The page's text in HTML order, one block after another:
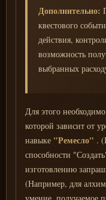
Дополнительно:
квестового
действия,
возможность
выбранных
Для этого
которой зависит от
навыке "Ремесло" .
способности
изготовлению
(Например, для